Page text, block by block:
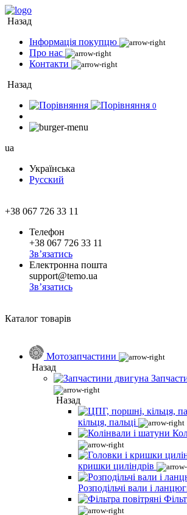
Назад
Інформація покупцю
Про нас
Контакти
Назад
0
ua
Українська
Русский
+38 067 726 33 11
Телефон
+38 067 726 33 11
Зв’язатись
Електронна пошта
support@temo.ua
Зв’язатись
Каталог товарів
Мотозапчастини
Назад
Назад
кільця, пальці
кришки циліндрів
Розподільчі вали і